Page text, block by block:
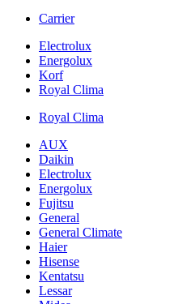
Carrier
Electrolux
Energolux
Korf
Royal Clima
Royal Clima
AUX
Daikin
Electrolux
Energolux
Fujitsu
General
General Climate
Haier
Hisense
Kentatsu
Lessar